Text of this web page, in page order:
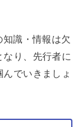
識・情報は欠
り、先行者に
でいきましょ